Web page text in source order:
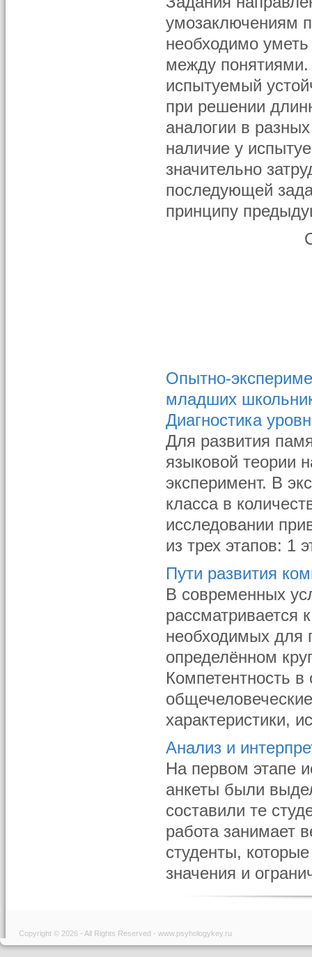
умозаключениям
необходимо уметь
между
испытуемый
при решении
аналогии в
наличие у
значительно
последующей
принципу
Опытно-
младших
Диагностика
Для развития
языковой теории
эксперимент. В
класса в
исследовании
из трех этапов: 1
Пути развития
В современных
рассматривается
необходимых для
определённом
Компетентность
характеристики,
Анализ и
На первом этапе
анкеты были
составили те
работа занимает
студенты,
значения и
Copyright © 2026 - All Rights Reserved - www.psyhologykey.ru